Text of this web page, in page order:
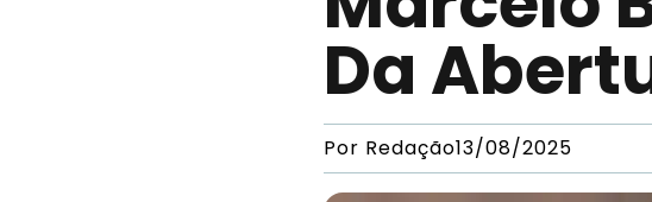
Da
Por Redação13/08/2025